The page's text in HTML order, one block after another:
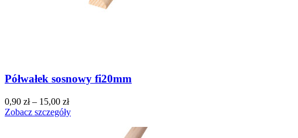
Półwałek sosnowy fi20mm
0,90 zł– 15,00 zł
Zobacz szczegóły